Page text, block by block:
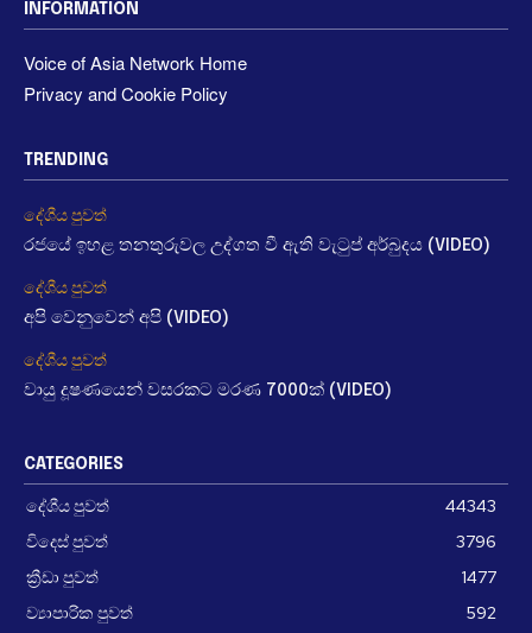
INFORMATION
Voice of Asia Network Home
Privacy and Cookie Policy
TRENDING
දේශීය පුවත්
රජයේ ඉහළ තනතුරුවල උද්ගත වී ඇති වැටුප් අර්බුදය (VIDEO)
දේශීය පුවත්
අපි වෙනුවෙන් අපි (VIDEO)
දේශීය පුවත්
වායු දූෂණයෙන් වසරකට මරණ 7000ක් (VIDEO)
CATEGORIES
දේශීය පුවත්
44343
විදෙස් පුවත්
3796
ක්‍රීඩා පුවත්
1477
ව්‍යාපාරික පුවත්
592